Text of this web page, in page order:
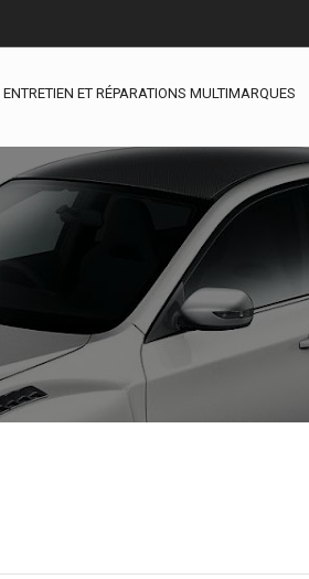
ENTRETIEN ET RÉPARATIONS MULTIMARQUES